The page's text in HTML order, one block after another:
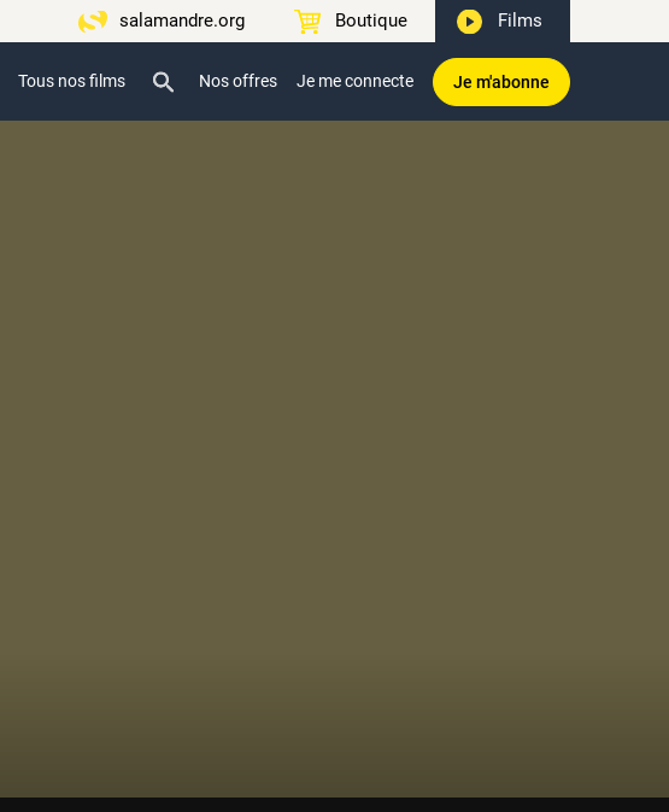
salamandre.org Boutique Films
Tous nos films Nos offres Je me connecte Je m'abonne